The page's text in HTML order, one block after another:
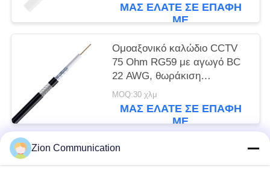
ΜΑΣ ΕΛΆΤΕ ΣΕ ΕΠΑΦΉ
ΜΕ
Ομοαξονικό καλώδιο CCTV
75 Ohm RG59 με αγωγό BC
22 AWG, θωράκιση
αλουμινίου 47% και μανδύα
PVC CM
MOQ:30 χλμ
ΜΑΣ ΕΛΆΤΕ ΣΕ ΕΠΑΦΉ
ΜΕ
Λαϊκή κατηγορία
Zion Communication